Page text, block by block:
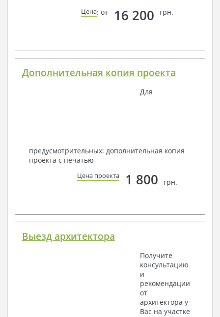
Цена: от 16 200 грн.
Дополнительная копия проекта
Для
предусмотрительных: дополнительная копия
проекта с печатью
Цена проекта 1 800 грн.
Выезд архитектора
Получите
консультацию
и
рекомендации
от
архитектора у
Вас на участке